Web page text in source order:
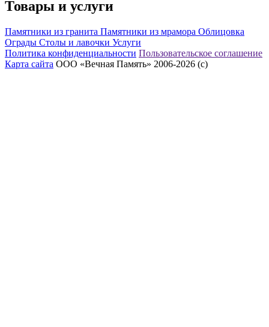
Товары и услуги
Памятники из гранита Памятники из мрамора Облицовка
Ограды Столы и лавочки Услуги
Политика конфиденциальности Пользовательское соглашение
Карта сайта ООО «Вечная Память» 2006-2026 (с)